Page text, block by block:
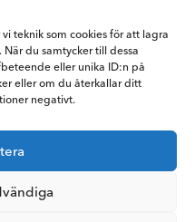
teknik som cookies för att lagra
du samtycker till dessa
eller unika ID:n på
eller om du återkallar ditt
negativt.
analyser.